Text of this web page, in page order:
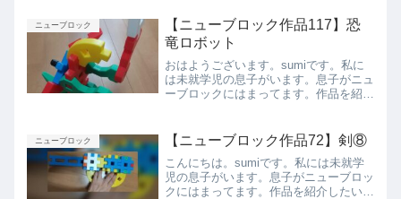
から横から前から後ろからまとめ今回は
息子が作った4人乗りブ...
ニューブロック
【ニューブロック作品117】恐
竜ロボット
おはようございます。sumiです。私に
は未就学児の息子がいます。息子がニュ
ーブロックにはまってます。作品を紹介
から側面側面後ろから上から下からまと
め今回は息子が作った恐...
ニューブロック 【ニューブロック作品72】剣⑧
こんにちは。sumiです。私には未就学
児の息子がいます。息子がニューブロッ
クにはまってます。作品を紹介したいと